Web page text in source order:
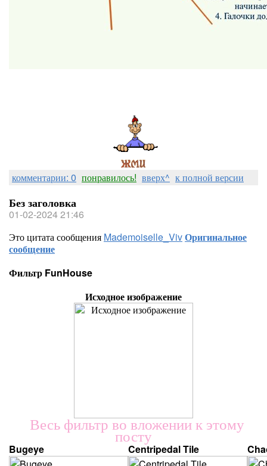
комментарии: 0 понравилось! вверх^ к полной версии
Без заголовка
01-02-2024 21:46
Это цитата сообщения Mademoiselle_VivОригинальное
сообщение
Фильтр FunHouse
Исходное изображение
Весь фильтр во вложении к этому
посту
Bugeye Centripedal Tile